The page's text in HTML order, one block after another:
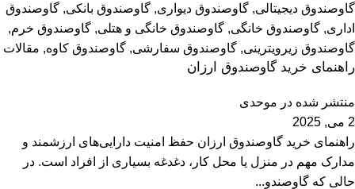
گاوصندوق دیجیتالی, گاوصندوق دیواری, گاوصندوق بانکی, گاوصندوق
اداری, گاوصندوق خانگی, گاوصندوق خانگی و هتلی, گاوصندوق خرم,
گاوصندوق زیرویترینی, گاوصندوق سفارشی, گاوصندوق کاوه, مقالات
راهنمای خرید گاوصندوق ارزان
منتشر شده در موحدی
2 می, 2025
راهنمای خرید گاوصندوق ارزان حفظ امنیت دارایی‌های ارزشمند و
مدارک مهم در منزل یا محل کار، دغدغه بسیاری از افراد است. در
حالی که گاوصندو...